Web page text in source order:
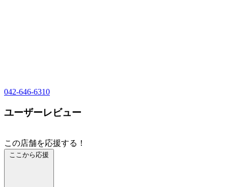
042-646-6310
ユーザーレビュー
この店舗を応援する！
ここから応援